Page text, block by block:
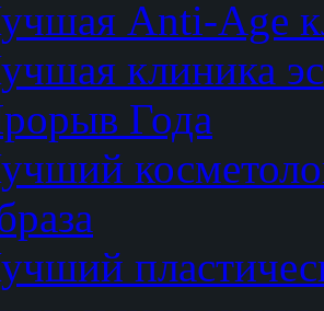
Anti-Age
клиника
Года